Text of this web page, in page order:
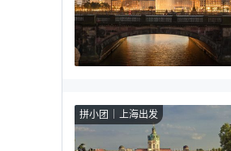
拼小团 上海出发